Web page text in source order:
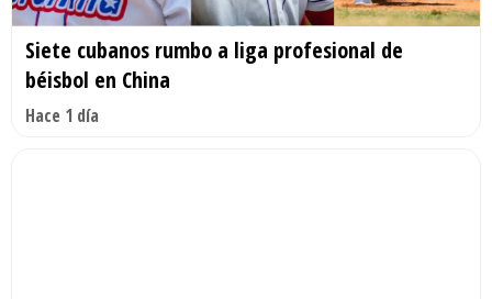
Siete cubanos rumbo a liga profesional de
béisbol en China
Hace 1 día